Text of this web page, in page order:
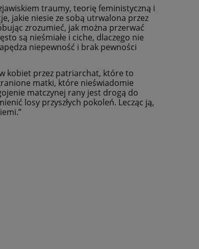
traumy, teorię feministyczną i
jakie niesie ze sobą utrwalona przez
zrozumieć, jak można przerwać
są nieśmiałe i ciche, dlaczego nie
niepewność i brak pewności
kobiet przez patriarchat, które to
matki, które nieświadomie
matczynej rany jest drogą do
losy przyszłych pokoleń. Lecząc ją,